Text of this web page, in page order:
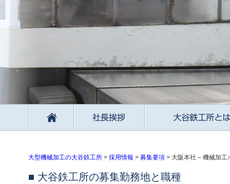
大型機械加工の大谷鉄工所 > 採用情報 > 募集要項 > 大阪本社 – 機械加工
大谷鉄工所の募集勤務地と職種